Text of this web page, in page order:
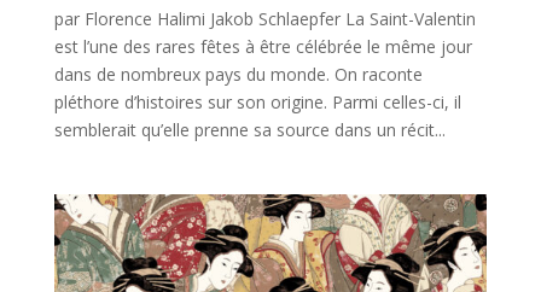
par Florence Halimi Jakob Schlaepfer La Saint-Valentin
est l’une des rares fêtes à être célébrée le même jour
dans de nombreux pays du monde. On raconte
pléthore d’histoires sur son origine. Parmi celles-ci, il
semblerait qu’elle prenne sa source dans un récit...